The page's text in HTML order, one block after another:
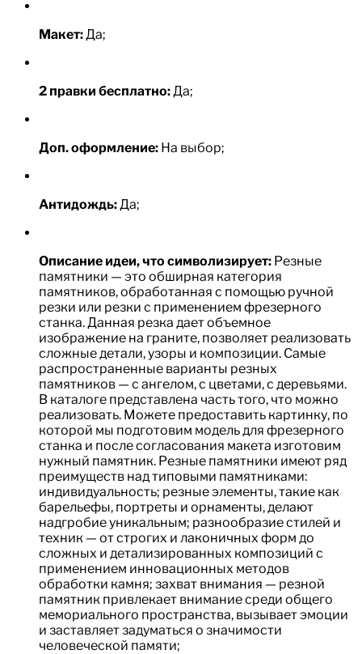
Макет:Да;
2 правки бесплатно:Да;
Доп. оформление: На выбор;
Антидождь:Да;
Описание идеи, что символизирует: Резные
памятники — это обширная категория
памятников, обработанная с помощью ручной
резки или резки с применением фрезерного
станка. Данная резка дает объемное
изображение на граните, позволяет реализовать
сложные детали, узоры и композиции. Самые
распространенные варианты резных
памятников — с ангелом, с цветами, с деревьями.
В каталоге представлена часть того, что можно
реализовать. Можете предоставить картинку, по
которой мы подготовим модель для фрезерного
станка и после согласования макета изготовим
нужный памятник. Резные памятники имеют ряд
преимуществ над типовыми памятниками:
индивидуальность; резные элементы, такие как
барельефы, портреты и орнаменты, делают
надгробие уникальным; разнообразие стилей и
техник — от строгих и лаконичных форм до
сложных и детализированных композиций с
применением инновационных методов
обработки камня; захват внимания — резной
памятник привлекает внимание среди общего
мемориального пространства, вызывает эмоции
и заставляет задуматься о значимости
человеческой памяти;